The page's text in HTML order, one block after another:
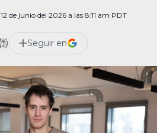
de junio del 2026 a las 8:11 am PDT
Seguir en